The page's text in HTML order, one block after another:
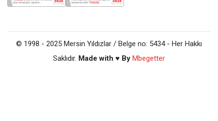
© 1998 - 2025 Mersin Yıldızlar / Belge no: 5434 - Her Hakkı
Saklıdır. Made with ♥ By Mbegetter